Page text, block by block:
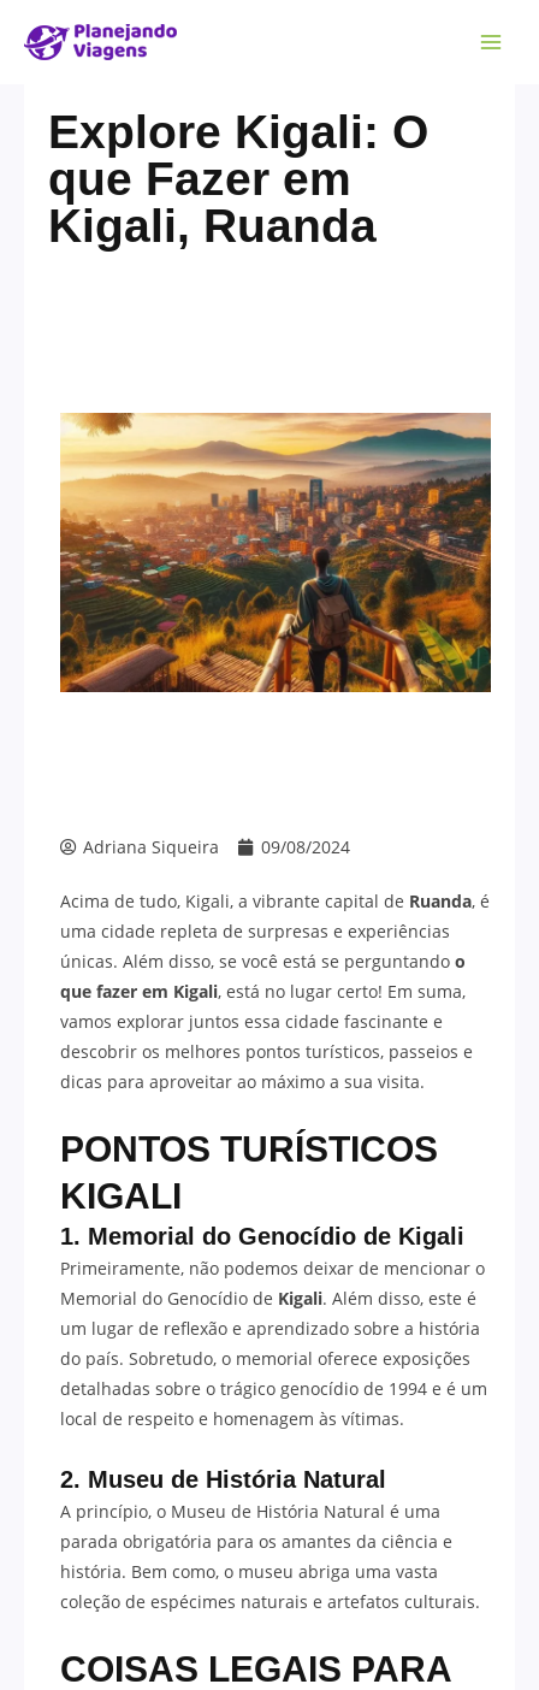
Explore Kigali: O
que Fazer em
Kigali, Ruanda
Adriana Siqueira 09/08/2024
Acima de tudo, Kigali, a vibrante capital de Ruanda, é
uma cidade repleta de surpresas e experiências
únicas. Além disso, se você está se perguntando o
que fazer em Kigali, está no lugar certo! Em suma,
vamos explorar juntos essa cidade fascinante e
descobrir os melhores pontos turísticos, passeios e
dicas para aproveitar ao máximo a sua visita.
PONTOS TURÍSTICOS
KIGALI
1. Memorial do Genocídio de Kigali
Primeiramente, não podemos deixar de mencionar o
Memorial do Genocídio de Kigali. Além disso, este é
um lugar de reflexão e aprendizado sobre a história
do país. Sobretudo, o memorial oferece exposições
detalhadas sobre o trágico genocídio de 1994 e é um
local de respeito e homenagem às vítimas.
2. Museu de História Natural
A princípio, o Museu de História Natural é uma
parada obrigatória para os amantes da ciência e
história. Bem como, o museu abriga uma vasta
coleção de espécimes naturais e artefatos culturais.
COISAS LEGAIS PARA